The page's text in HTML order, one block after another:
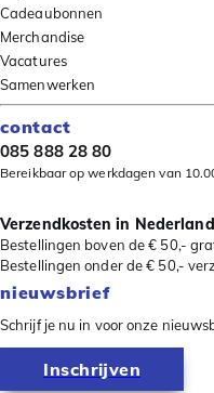
Cadeaubonnen
Merchandise
Vacatures
Samenwerken
contact
085 888 28 80
Bereikbaar op werkdagen van
Verzendkosten in Nederland
Bestellingen boven de € 50,-
Bestellingen onder de € 50,-
nieuwsbrief
Schrijf je nu in voor onze
Inschrijven